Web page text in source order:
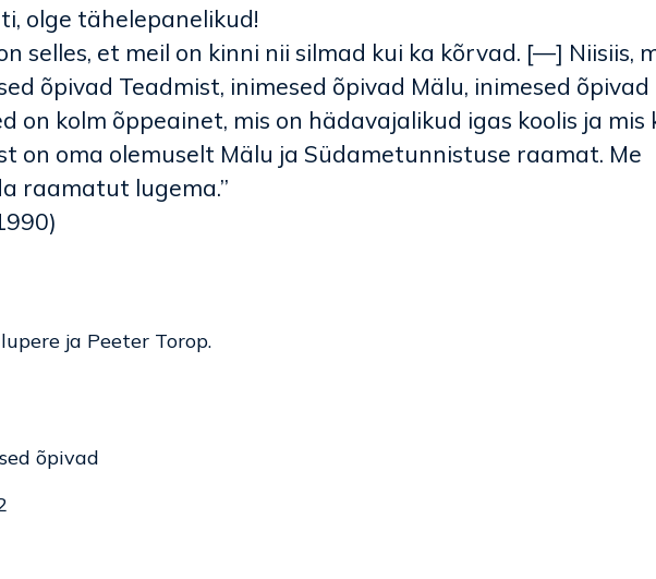
olge tähelepanelikud!
selles, et meil on kinni nii silmad kui ka kõrvad. [—] Niisiis,
õpivad Teadmist, inimesed õpivad Mälu, inimesed õpivad
on kolm õppeainet, mis on hädavajalikud igas koolis ja mis
on oma olemuselt Mälu ja Südametunnistuse raamat. Me
raamatut lugema.”
ja Peeter Torop.
õpivad